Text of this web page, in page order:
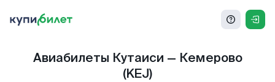
Авиабилеты Кутаиси — Кемерово
(KEJ)